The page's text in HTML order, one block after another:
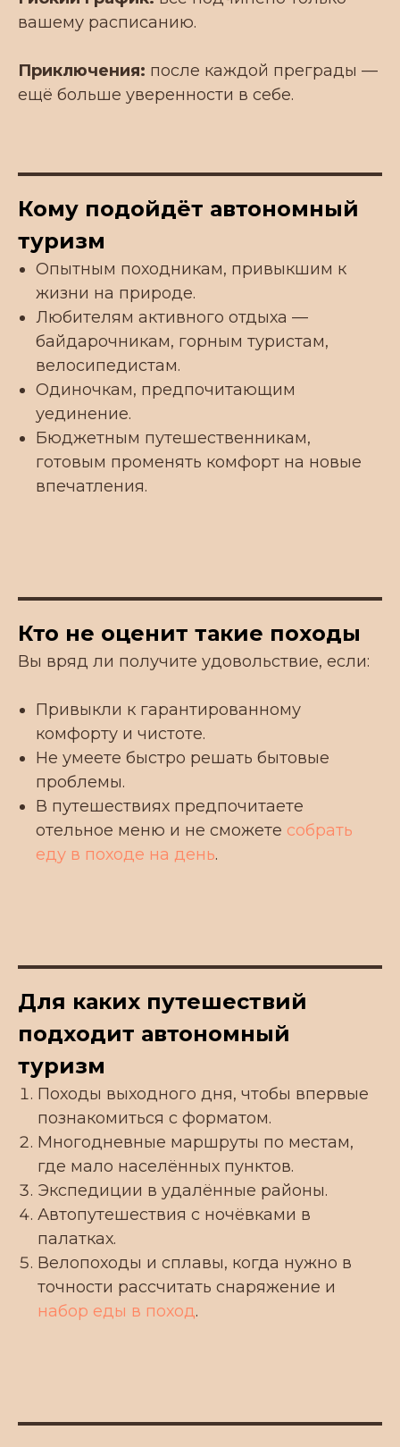
вашему расписанию.
Приключения: после каждой преграды —
ещё больше уверенности в себе.
Кому подойдёт автономный
туризм
Опытным походникам, привыкшим к
жизни на природе.
Любителям активного отдыха —
байдарочникам, горным туристам,
велосипедистам.
Одиночкам, предпочитающим
уединение.
Бюджетным путешественникам,
готовым променять комфорт на новые
впечатления.
Кто не оценит такие походы
Вы вряд ли получите удовольствие, если:
Привыкли к гарантированному
комфорту и чистоте.
Не умеете быстро решать бытовые
проблемы.
В путешествиях предпочитаете
отельное меню и не сможете собрать
еду в походе на день.
Для каких путешествий
подходит автономный
туризм
Походы выходного дня, чтобы впервые
познакомиться с форматом.
Многодневные маршруты по местам,
где мало населённых пунктов.
Экспедиции в удалённые районы.
Автопутешествия с ночёвками в
палатках.
Велопоходы и сплавы, когда нужно в
точности рассчитать снаряжение и
набор еды в поход.